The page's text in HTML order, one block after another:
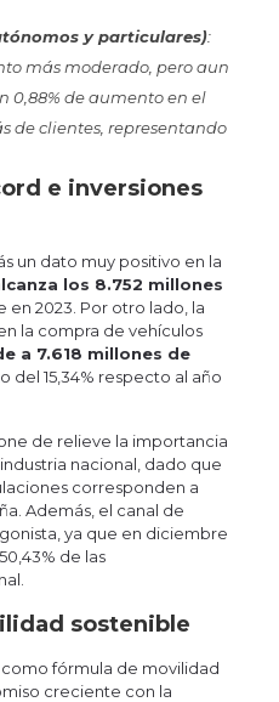
y particulares):
más moderado, pero aun
0,88% de aumento en el
de clientes, representando
e inversiones
un dato muy positivo en la
los 8.752 millones
en 2023. Por otro lado, la
la compra de vehículos
a 7.618 millones de
del 15,34% respecto al año
de relieve la importancia
nacional, dado que
corresponden a
Además, el canal de
ya que en diciembre
de las
sostenible
fórmula de movilidad
creciente con la